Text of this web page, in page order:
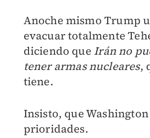
Anoche mismo Trump
evacuar totalmente
diciendo que Irán no
tener armas nucleares,
tiene.
Insisto, que
prioridades.